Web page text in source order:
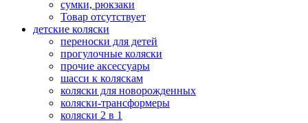
сумки, рюкзаки
Товар отсутствует
детские коляски
переноски для детей
прогулочные коляски
прочие аксессуары
шасси к коляскам
коляски для новорожденных
коляски-трансформеры
коляски 2 в 1